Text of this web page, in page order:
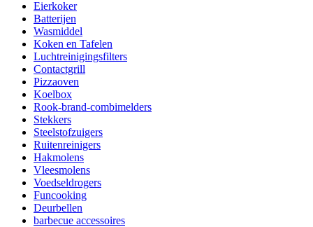
Eierkoker
Batterijen
Wasmiddel
Koken en Tafelen
Luchtreinigingsfilters
Contactgrill
Pizzaoven
Koelbox
Rook-brand-combimelders
Stekkers
Steelstofzuigers
Ruitenreinigers
Hakmolens
Vleesmolens
Voedseldrogers
Funcooking
Deurbellen
barbecue accessoires